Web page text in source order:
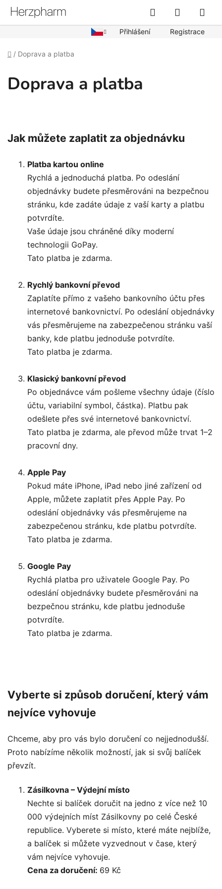
Přejít
obsah
Přihlášení Registrace
Hledat
KOŠÍK
Domů
/ Doprava a platba
Doprava a platba
Jak můžete zaplatit za objednávku
Platba kartou online
Rychlá a jednoduchá platba. Po odeslání
objednávky budete přesměrováni na bezpečnou
stránku, kde zadáte údaje z vaší karty a platbu
potvrdíte.
Vaše údaje jsou chráněné díky moderní
technologii GoPay.
Tato platba je zdarma.
Rychlý bankovní převod
Zaplatíte přímo z vašeho bankovního účtu přes
internetové bankovnictví. Po odeslání objednávky
vás přesměrujeme na zabezpečenou stránku vaší
banky, kde platbu jednoduše potvrdíte.
Tato platba je zdarma.
Klasický bankovní převod
Po objednávce vám pošleme všechny údaje (číslo
účtu, variabilní symbol, částka). Platbu pak
odešlete přes své internetové bankovnictví.
Tato platba je zdarma, ale převod může trvat 1–2
pracovní dny.
Apple Pay
Pokud máte iPhone, iPad nebo jiné zařízení od
Apple, můžete zaplatit přes Apple Pay. Po
odeslání objednávky vás přesměrujeme na
zabezpečenou stránku, kde platbu potvrdíte.
Tato platba je zdarma.
Google Pay
Rychlá platba pro uživatele Google Pay. Po
odeslání objednávky budete přesměrováni na
bezpečnou stránku, kde platbu jednoduše
potvrdíte.
Tato platba je zdarma.
Vyberte si způsob doručení, který vám
nejvíce vyhovuje
Chceme, aby pro vás bylo doručení co nejjednodušší.
Proto nabízíme několik možností, jak si svůj balíček
převzít.
Zásilkovna – Výdejní místo
Nechte si balíček doručit na jedno z více než 10
000 výdejních míst Zásilkovny po celé České
republice. Vyberete si místo, které máte nejblíže,
a balíček si můžete vyzvednout v čase, který
vám nejvíce vyhovuje.
Cena za doručení: 69 Kč